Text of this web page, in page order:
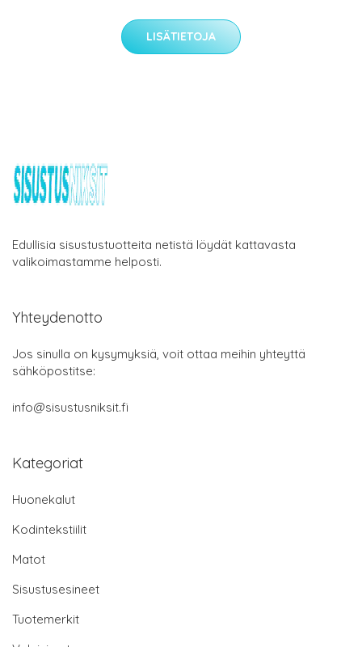
LISÄTIETOJA
Edullisia sisustustuotteita netistä löydät kattavasta
valikoimastamme helposti.
Yhteydenotto
Jos sinulla on kysymyksiä, voit ottaa meihin yhteyttä
sähköpostitse:
info@sisustusniksit.fi
Kategoriat
Huonekalut
Kodintekstiilit
Matot
Sisustusesineet
Tuotemerkit